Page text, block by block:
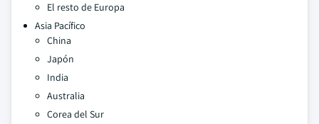
El resto de Europa
Asia Pacífico
China
Japón
India
Australia
Corea del Sur